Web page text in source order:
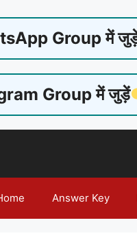
Group में
Group में जुड़ें
Answer Key